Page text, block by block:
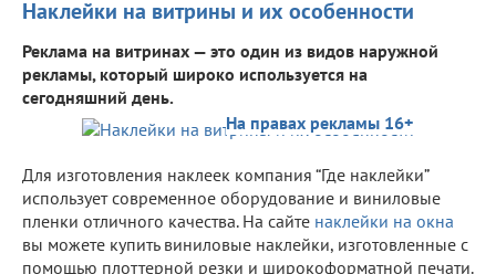
Наклейки на витрины и их особенности
Реклама на витринах — это один из видов наружной
рекламы, который широко используется на
сегодняшний день.
На правах рекламы 16+
Для изготовления наклеек компания “Где наклейки”
использует современное оборудование и виниловые
пленки отличного качества. На сайте наклейки на окна
вы можете купить виниловые наклейки, изготовленные с
помощью плоттерной резки и широкоформатной печати.